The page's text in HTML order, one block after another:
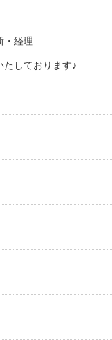
・経理
たしております♪